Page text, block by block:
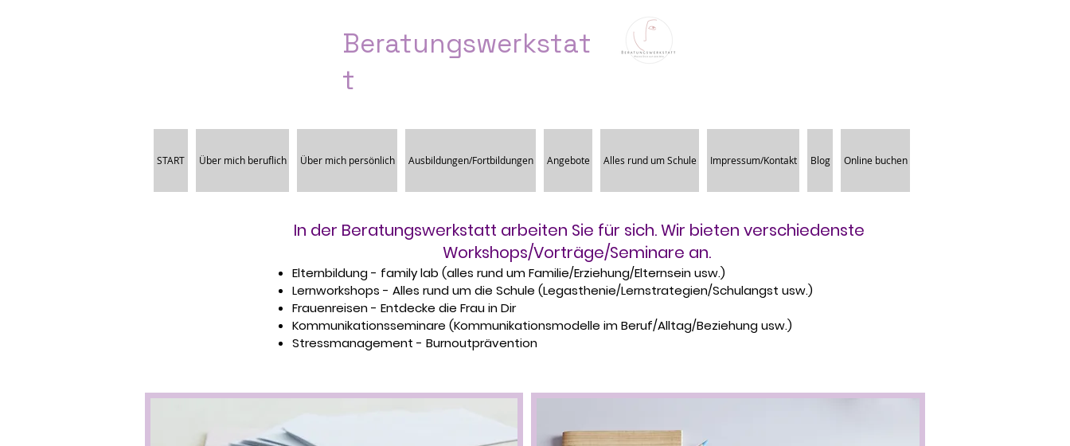
Beratungswerkstat
t​
START Über mich beruflich Über mich persönlich Ausbildungen/Fortbildungen Angebote Alles rund um Schule Impressum/Kontakt Blog Online buchen
In der Beratungswerkstatt arbeiten Sie für sich. Wir bieten verschiedenste
Workshops/Vorträge/Seminare an.
Elternbildung - family lab (alles rund um Familie/Erziehung/Elternsein usw.)
Lernworkshops - Alles rund um die Schule (Legasthenie/Lernstrategien/Schulangst usw.)
Frauenreisen - Entdecke die Frau in Dir
Kommunikationsseminare (Kommunikationsmodelle im Beruf/Alltag/Beziehung usw.)
Stressmanagement - Burnoutprävention